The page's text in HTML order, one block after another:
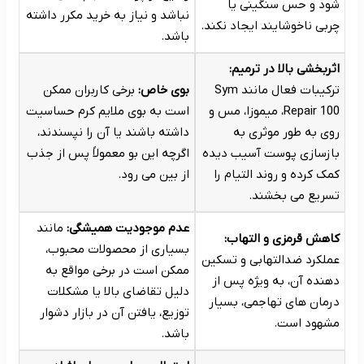
شود و حس سنگینی یا
چربی ناخوشایند ایجاد نکند.
نباشد و نیاز به خرید مکرر داشته
باشد.
اثربخشی بالا در ترمیم:
ترکیبات فعال مانند Sym
Repair 100، میموزا، مس و
روی به طور موثری به
بازسازی پوست آسیب دیده
کمک کرده و روند التیام را
تسریع می بخشند.
بوی خاص: برخی کاربران ممکن
است به بوی ملایم کرم حساسیت
داشته باشند یا آن را نپسندند،
اگرچه این بو معمولاً پس از جذب
از بین می رود.
کاهش قرمزی و التهاب:
عملکرد ضدالتهابی و تسکین
دهنده آن، به ویژه پس از
درمان های تهاجمی، بسیار
مشهود است.
عدم موجودیت همیشگی: مانند
بسیاری از محصولات محبوب،
ممکن است در برخی مواقع به
دلیل تقاضای بالا یا مشکلات
توزیع، یافتن آن در بازار دشوار
باشد.